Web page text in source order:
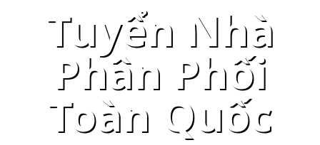
Tuyển Nhà
Phân Phối
Toàn Quốc